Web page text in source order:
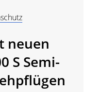
neuen
S Semi-